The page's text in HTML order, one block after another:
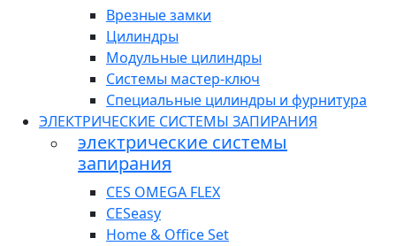
Врезные замки
Цилиндры
Модульные цилиндры
Системы мастер-ключ
Специальные цилиндры и фурнитура
ЭЛЕКТРИЧЕСКИЕ СИСТЕМЫ ЗАПИРАНИЯ
электрические системы
запирания
CES OMEGA FLEX
CESeasy
Home & Office Set